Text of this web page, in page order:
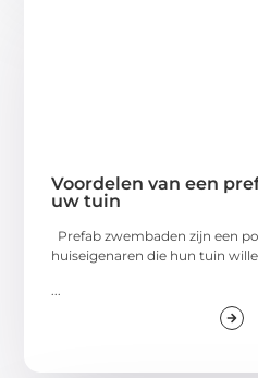
Voordelen van een
uw tuin
Prefab zwembaden zijn een
huiseigenaren die hun tuin
...